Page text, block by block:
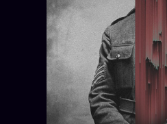
Prophétie confirmée
ÉDITORIAL
À propos
Founders